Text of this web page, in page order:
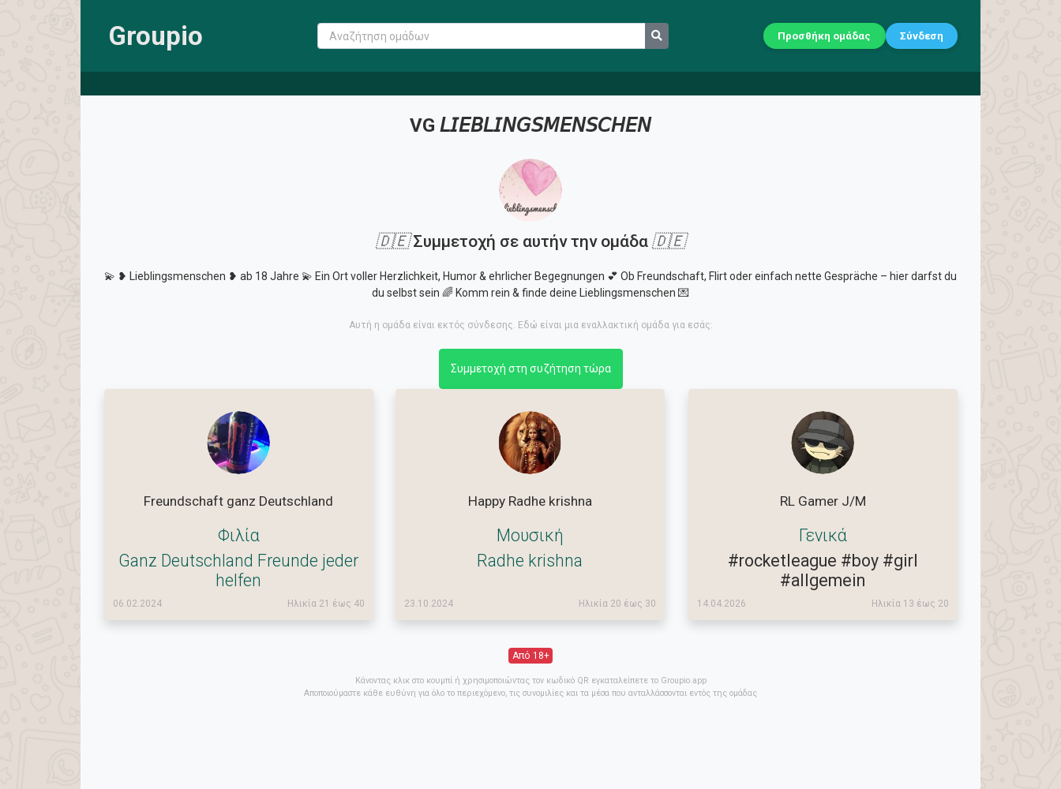
Groupio Προσθήκη ομάδας Σύνδεση
VG 𝘓𝘐𝘌𝘉𝘓𝘐𝘕𝘎𝘚𝘔𝘌𝘕𝘚𝘊𝘏𝘌𝘕
🇩🇪Συμμετοχή σε αυτήν την ομάδα 🇩🇪
💫 ❥ Lieblingsmenschen ❥ ab 18 Jahre 💫 Ein Ort voller Herzlichkeit, Humor & ehrlicher Begegnungen 💕 Ob Freundschaft, Flirt oder einfach nette Gespräche – hier darfst du
du selbst sein 🌈 Komm rein & finde deine Lieblingsmenschen 💌
Αυτή η ομάδα είναι εκτός σύνδεσης. Εδώ είναι μια εναλλακτική ομάδα για εσάς:
Συμμετοχή στη συζήτηση τώρα
Freundschaft ganz Deutschland
Φιλία
Ganz Deutschland Freunde jeder
helfen
06.02.2024 Ηλικία 21 έως 40
Happy Radhe krishna
Μουσική
Radhe krishna
23.10.2024 Ηλικία 20 έως 30
RL Gamer J/M
Γενικά
#rocketleague #boy #girl
#allgemein
14.04.2026 Ηλικία 13 έως 20
Από 18+
Κάνοντας κλικ στο κουμπί ή χρησιμοποιώντας τον κωδικό QR εγκαταλείπετε το Groupio.app
Αποποιούμαστε κάθε ευθύνη για όλο το περιεχόμενο, τις συνομιλίες και τα μέσα που ανταλλάσσονται εντός της ομάδας